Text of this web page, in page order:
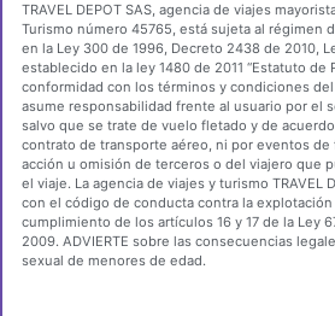
TRAVEL DEPOT SAS, agencia de viajes
Turismo número 45765, está sujeta al régimen
en la Ley 300 de 1996, Decreto 2438 de 2010,
establecido en la ley 1480 de 2011 “Estatuto de
conformidad con los términos y condiciones del
asume responsabilidad frente al usuario por el
salvo que se trate de vuelo fletado y de
contrato de transporte aéreo, ni por eventos
acción u omisión de terceros o del viajero que
el viaje. La agencia de viajes y turismo TRAVEL
con el código de conducta contra la
cumplimiento de los artículos 16 y 17 de la Ley
2009. ADVIERTE sobre las consecuencias
sexual de menores de edad.